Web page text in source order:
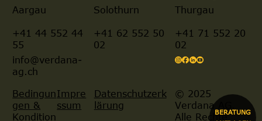
© 2025
Verdana AG.
Alle Rechte
Aargau
+41 44 552 44
55
Solothurn
+41 62 552 50
02
Thurgau
+41 71 552 20
02
info@verdana-
ag.ch
Bedingun
gen &
Kondition
Datenschutzerk
lärung
Impre
ssum
BERATUNG